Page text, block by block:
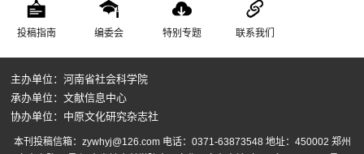
投稿指南 编委会 特别专题 联系我们
主办单位：河南省社会科学院
承办单位：文献信息中心
协办单位：中原文化研究杂志社
本刊投稿信箱：zywhyj@126.com 电话：0371-63873548 地址：450002 郑州